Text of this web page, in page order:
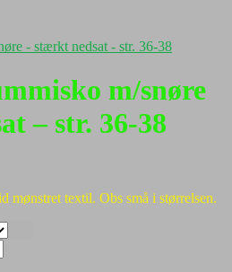
m/snøre
– str. 36-38
mønstret textil. Obs små i størrelsen.